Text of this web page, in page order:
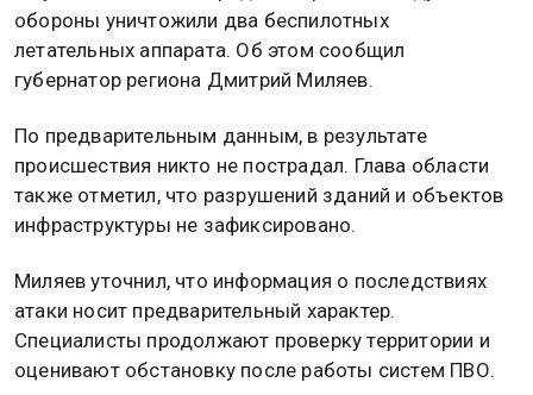
обороны уничтожили два беспилотных
летательных аппарата. Об этом сообщил
губернатор региона Дмитрий Миляев.
По предварительным данным, в результате
происшествия никто не пострадал. Глава области
также отметил, что разрушений зданий и объектов
инфраструктуры не зафиксировано.
Миляев уточнил, что информация о последствиях
атаки носит предварительный характер.
Специалисты продолжают проверку территории и
оценивают обстановку после работы систем ПВО.